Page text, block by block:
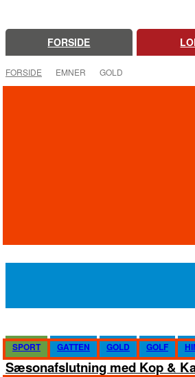
FORSIDE
FORSIDE EMNER GOLD
SPORT GATTEN GOLD GOLF
Sæsonafslutning med Kop &